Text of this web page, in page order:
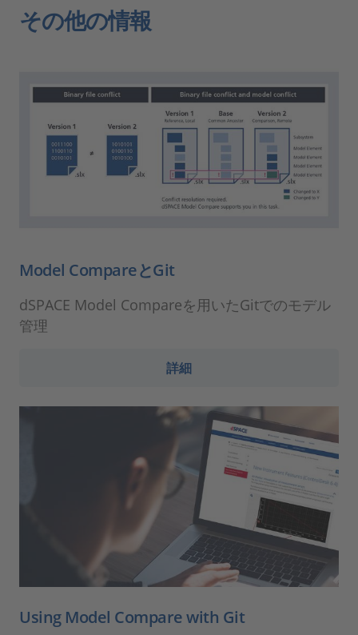
その他の情報
Model CompareとGit
dSPACE Model Compareを用いたGitでのモデル
管理
詳細
Using Model Compare with Git